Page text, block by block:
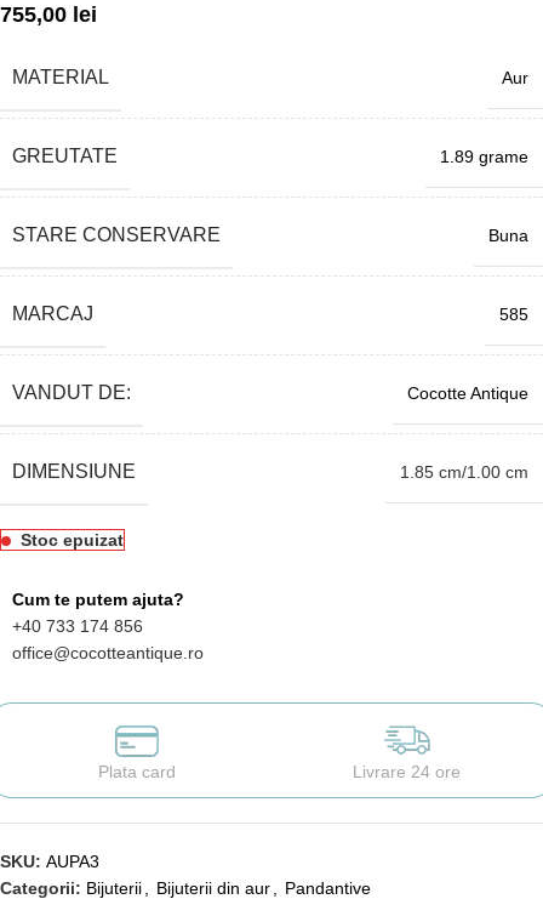
755,00 lei
MATERIAL Aur
GREUTATE 1.89 grame
STARE CONSERVARE Buna
MARCAJ 585
VANDUT DE: Cocotte Antique
DIMENSIUNE 1.85 cm/1.00 cm
Stoc epuizat
Cum te putem ajuta?
+40 733 174 856
office@cocotteantique.ro
Plata card Livrare 24 ore
SKU: AUPA3
Categorii: Bijuterii Bijuterii din aur Pandantive